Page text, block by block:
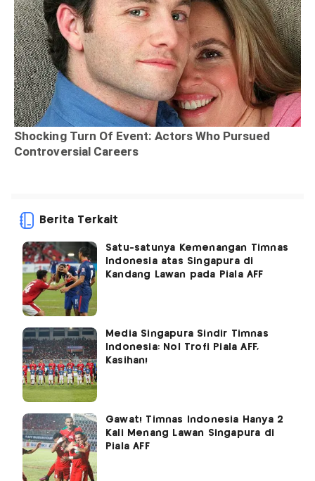
Berita Terkait
Satu-satunya Kemenangan Timnas
Indonesia atas Singapura di
Kandang Lawan pada Piala AFF
Media Singapura Sindir Timnas
Indonesia: Nol Trofi Piala AFF,
Kasihan!
Gawat! Timnas Indonesia Hanya 2
Kali Menang Lawan Singapura di
Piala AFF